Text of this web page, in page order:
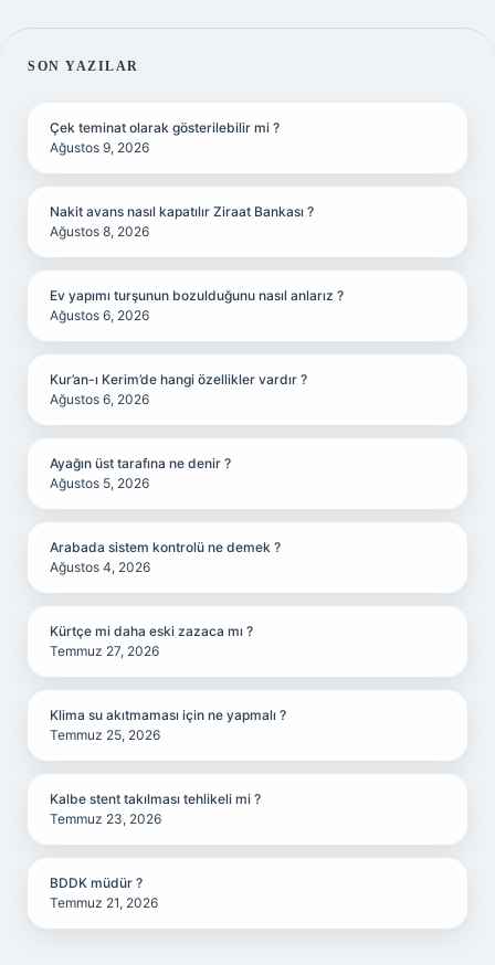
SIDEBAR
SON YAZILAR
Çek teminat olarak gösterilebilir mi ?
Ağustos 9, 2026
Nakit avans nasıl kapatılır Ziraat Bankası ?
Ağustos 8, 2026
Ev yapımı turşunun bozulduğunu nasıl anlarız ?
Ağustos 6, 2026
Kur’an-ı Kerim’de hangi özellikler vardır ?
Ağustos 6, 2026
Ayağın üst tarafına ne denir ?
Ağustos 5, 2026
Arabada sistem kontrolü ne demek ?
Ağustos 4, 2026
Kürtçe mi daha eski zazaca mı ?
Temmuz 27, 2026
Klima su akıtmaması için ne yapmalı ?
Temmuz 25, 2026
Kalbe stent takılması tehlikeli mi ?
Temmuz 23, 2026
BDDK müdür ?
Temmuz 21, 2026